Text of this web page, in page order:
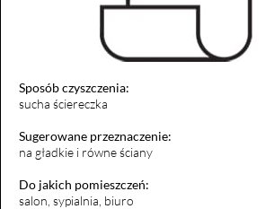
Sposób czyszczenia:
sucha ściereczka
Sugerowane przeznaczenie:
na gładkie i równe ściany
Do jakich pomieszczeń:
salon, sypialnia, biuro